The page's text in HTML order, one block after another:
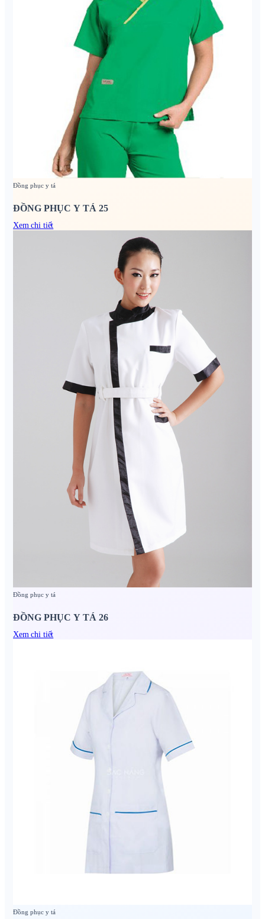
Đồng phục y tá
ĐỒNG PHỤC Y TÁ 25
Xem chi tiết
Đồng phục y tá
ĐỒNG PHỤC Y TÁ 26
Xem chi tiết
Đồng phục y tá